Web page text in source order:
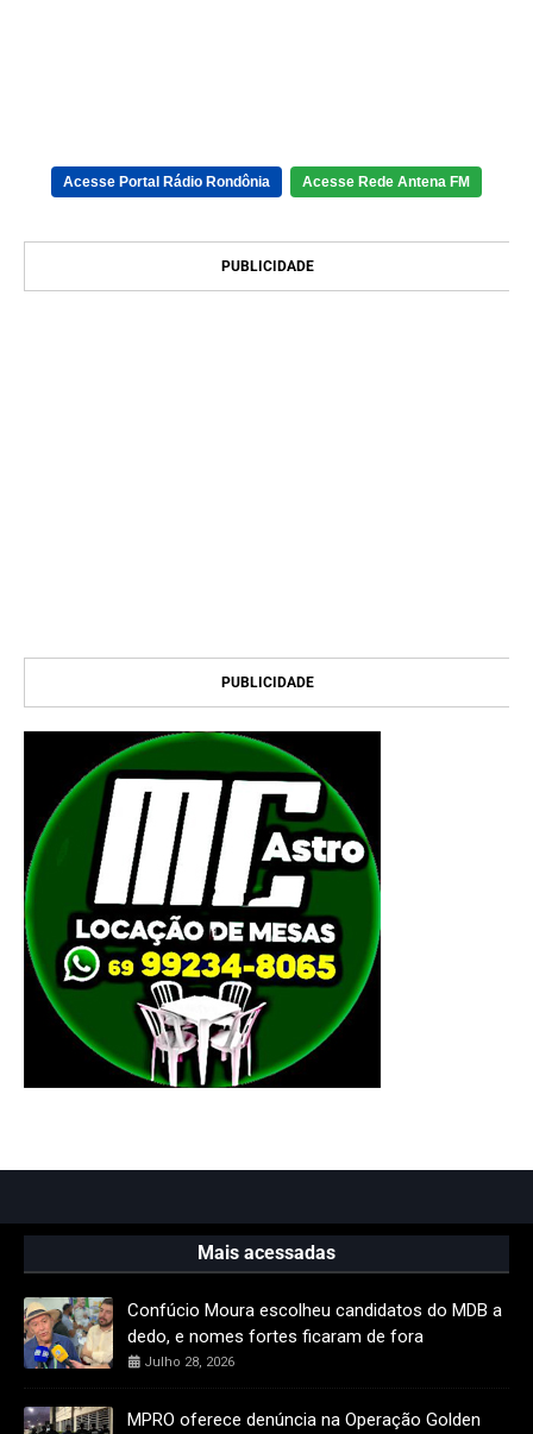
Acesse Portal Rádio Rondônia Acesse Rede Antena FM
PUBLICIDADE
PUBLICIDADE
Mais acessadas
Confúcio Moura escolheu candidatos do MDB a
dedo, e nomes fortes ficaram de fora
Julho 28, 2026
MPRO oferece denúncia na Operação Golden